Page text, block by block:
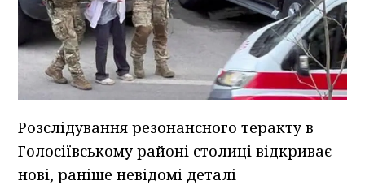
Розслідування резонансного теракту в
Голосіївському районі столиці відкриває
нові, раніше невідомі деталі